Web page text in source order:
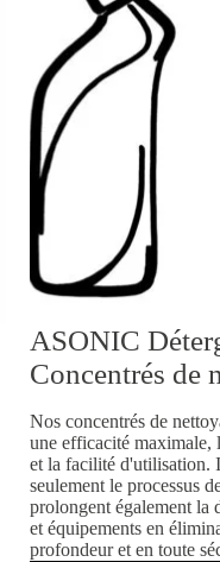
ASONIC
Concentrés de
Nos concentrés de
une efficacité maximale,
et la facilité d'utilisation.
seulement le processus
prolongent également la
et équipements en
profondeur et en toute